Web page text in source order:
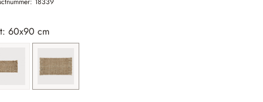
60x90 cm
40x60 cm 60x90 cm